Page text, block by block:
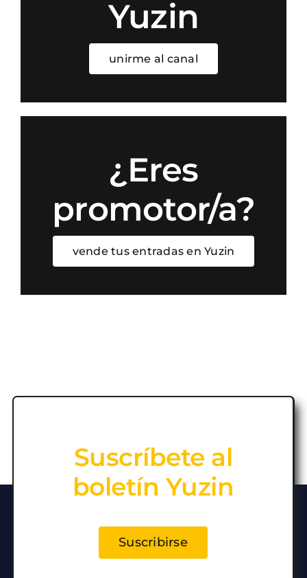
Yuzin
unirme al canal
¿Eres
promotor/a?
vende tus entradas en Yuzin
Suscríbete al
boletín Yuzin
Suscribirse